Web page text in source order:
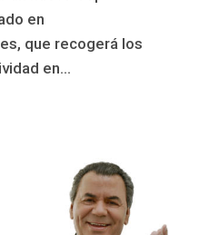
en
que recogerá los
en...